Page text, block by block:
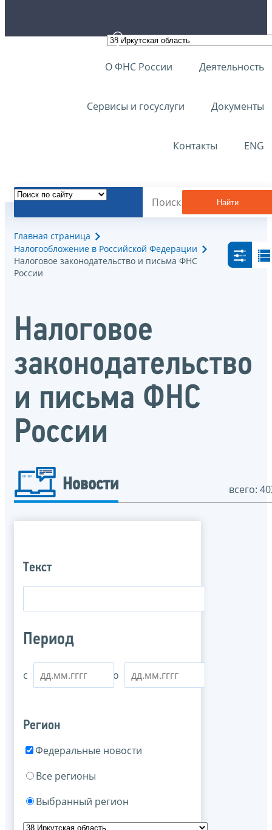
О ФНС России Деятельность
Сервисы и госуслуги Документы
Контакты ENG
Найти
Главная страница
Налогообложение в Российской Федерации
Налоговое законодательство и письма ФНС
России
Налоговое
законодательство
и письма ФНС
России
Новости всего:
Текст
Период
с по
Регион
Федеральные новости
Все регионы
Выбранный регион